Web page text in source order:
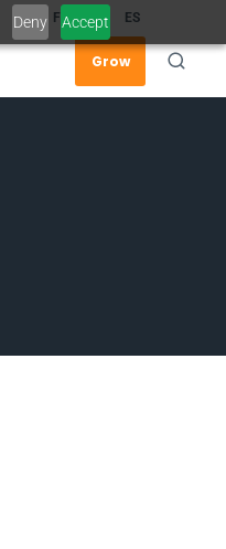
Deny Accept
FR ES
Grow